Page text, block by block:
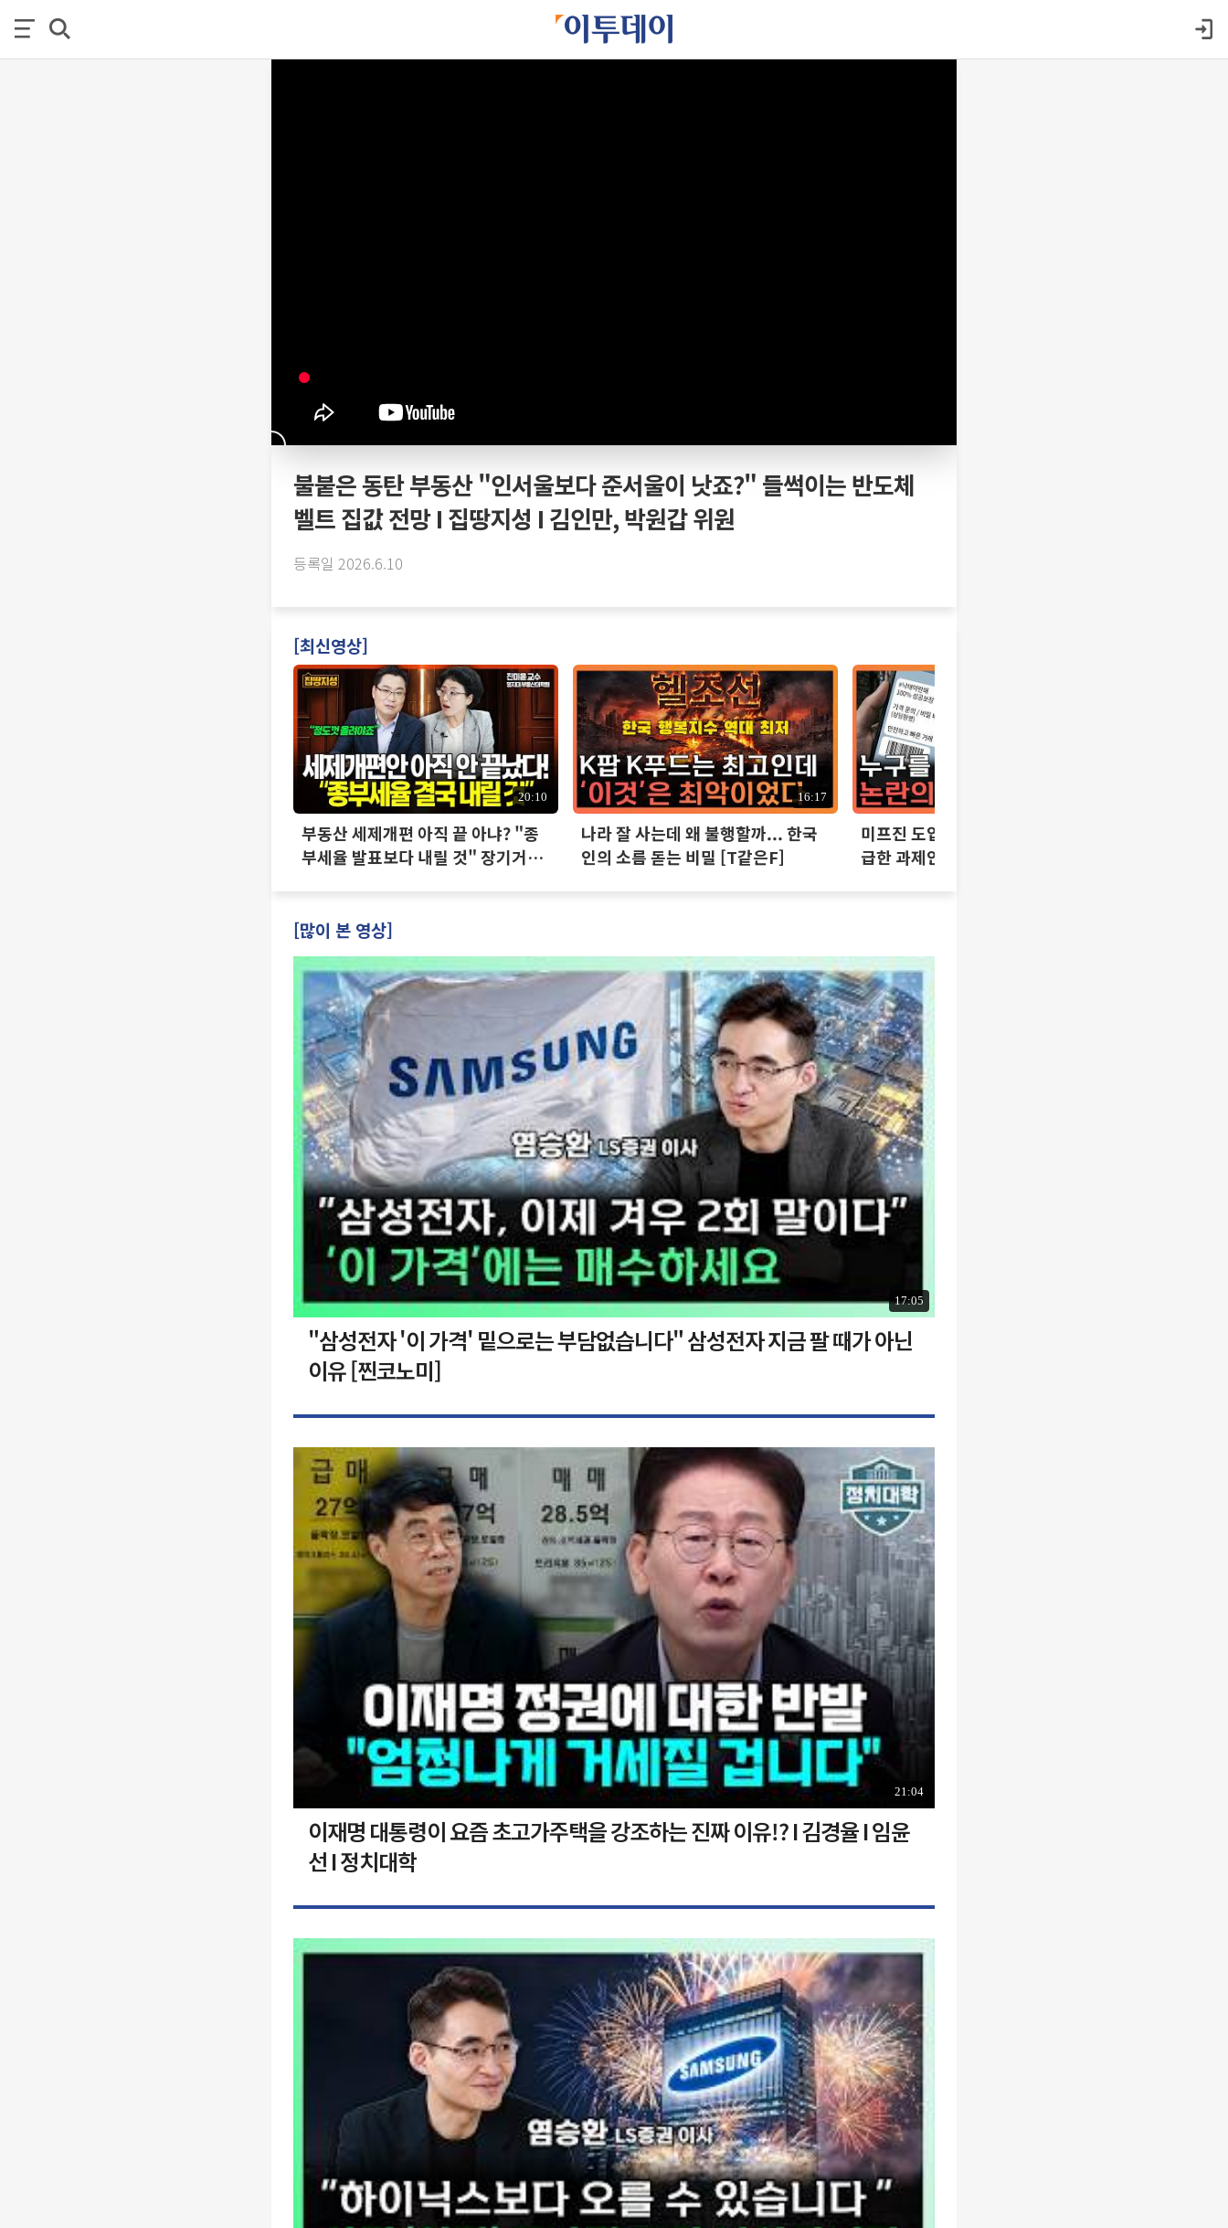
불붙은 동탄 부동산 "인서울보다 준서울이 낫죠?" 들썩이는 반도체
벨트 집값 전망 I 집땅지성 I 김인만, 박원갑 위원
등록일 2026.6.10
[최신영상]
20:10
부동산 세제개편 아직 끝 아냐? "종
부세율 발표보다 내릴 것" 장기거주
16:17
나라 잘 사는데 왜 불행할까... 한국
인의 소름 돋는 비밀 [T같은F]
미프진 도입 논란, 시기상조인가 시
급한 과제인가 [T같은F]
[많이 본 영상]
17:05
"삼성전자 '이 가격' 밑으로는 부담없습니다" 삼성전자 지금 팔 때가 아닌
이유 [찐코노미]
21:04
이재명 대통령이 요즘 초고가주택을 강조하는 진짜 이유!? I 김경율 I 임윤
선 I 정치대학